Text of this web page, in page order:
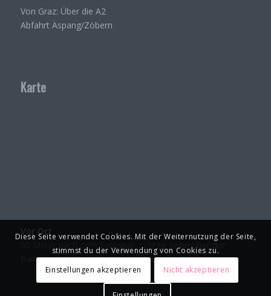
Von Graz: Über die A2
Abfahrt Aspang/Zöbern
Karte
Vor Ort
50 Meter nach dem Eurospar, schräg gegenüber der
Raiffeisenbank, neben Ecker Kamintechnik
Diese Seite verwendet Cookies. Mit der Weiternutzung der Seite,
stimmst du der Verwendung von Cookies zu.
Einstellungen akzeptieren
Nicht akzeptieren